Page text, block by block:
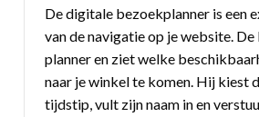
De digitale bezoekplanner is een
van de navigatie op je website.
planner en ziet welke
naar je winkel te komen. Hij kiest
tijdstip, vult zijn naam in en